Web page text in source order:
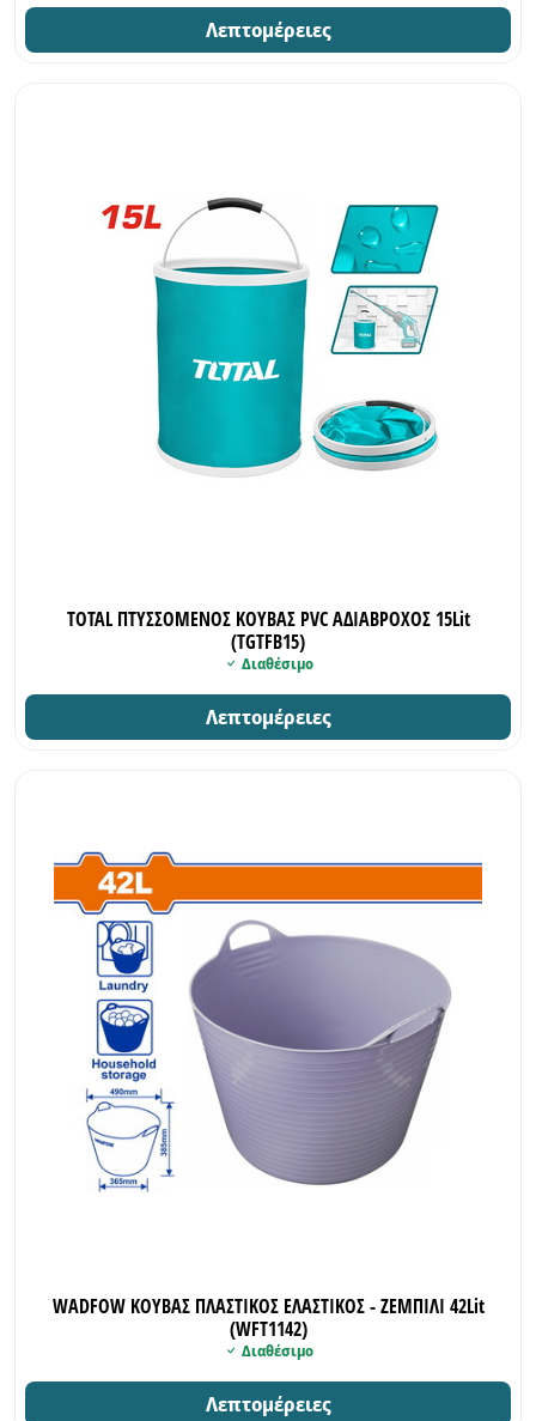
Λεπτομέρειες
TOTAL ΠΤΥΣΣΟΜΕΝΟΣ ΚΟΥΒΑΣ PVC ΑΔΙΑΒΡΟΧΟΣ 15Lit
(TGTFB15)
Διαθέσιμο
Λεπτομέρειες
WADFOW ΚΟΥΒΑΣ ΠΛΑΣΤΙΚΟΣ ΕΛΑΣΤΙΚΟΣ - ΖΕΜΠΙΛΙ 42Lit
(WFT1142)
Διαθέσιμο
Λεπτομέρειες